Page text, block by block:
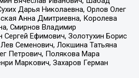
Дарья Николаевна, Орлов Олег
Анна Дмитриевна, Королева
Смирнов Владимир
Сергей Ефимович, Золотухин Борис
Семенович, Локшина Татьяна
Петрович, Полякова Мара
Маркович, Захаров Герман